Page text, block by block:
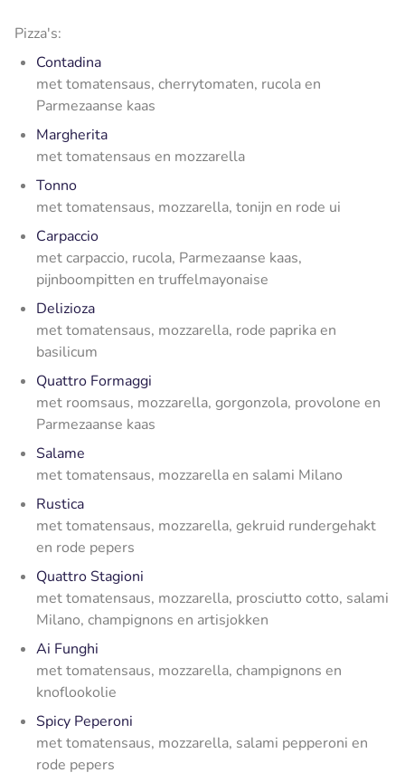
Pizza's:
Contadina
met tomatensaus, cherrytomaten, rucola en
Parmezaanse kaas
Margherita
met tomatensaus en mozzarella
Tonno
met tomatensaus, mozzarella, tonijn en rode ui
Carpaccio
met carpaccio, rucola, Parmezaanse kaas,
pijnboompitten en truffelmayonaise
Delizioza
met tomatensaus, mozzarella, rode paprika en
basilicum
Quattro Formaggi
met roomsaus, mozzarella, gorgonzola, provolone en
Parmezaanse kaas
Salame
met tomatensaus, mozzarella en salami Milano
Rustica
met tomatensaus, mozzarella, gekruid rundergehakt
en rode pepers
Quattro Stagioni
met tomatensaus, mozzarella, prosciutto cotto, salami
Milano, champignons en artisjokken
Ai Funghi
met tomatensaus, mozzarella, champignons en
knoflookolie
Spicy Peperoni
met tomatensaus, mozzarella, salami pepperoni en
rode pepers